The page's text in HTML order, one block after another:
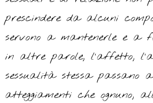
prescindere da alcuni
servono a mantenerle e a
in altre parole, l’affetto,
sessualità stessa passano
atteggiamenti che ognuno,